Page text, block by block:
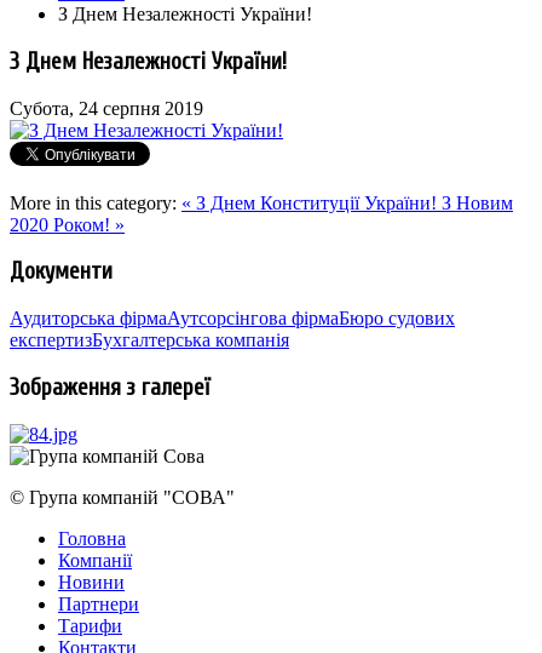
З Днем Незалежності України!
З Днем Незалежності України!
Субота, 24 серпня 2019
More in this category: « З Днем Конституції України! З Новим
2020 Роком! »
Документи
Аудиторська фірмаАутсорсінгова фірмаБюро судових
експертизБухгалтерська компанія
Зображення з галереї
© Група компаній "СОВА"
Головна
Компанії
Новини
Партнери
Тарифи
Контакти